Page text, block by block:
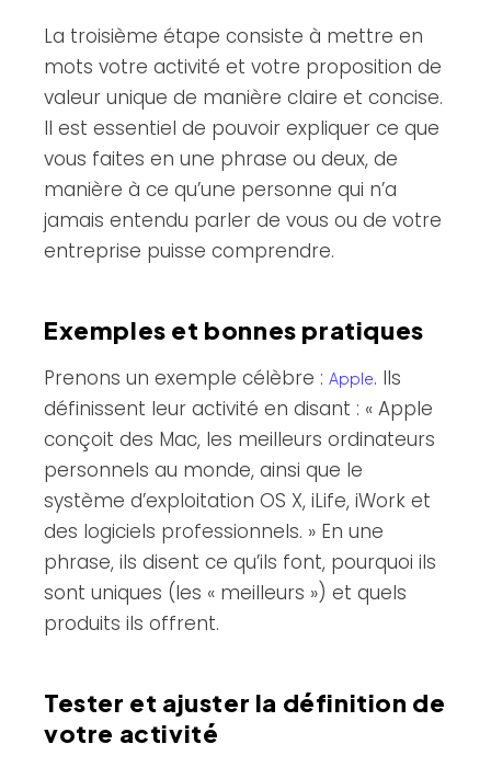
La troisième étape consiste à mettre en
mots votre activité et votre proposition de
valeur unique de manière claire et concise.
Il est essentiel de pouvoir expliquer ce que
vous faites en une phrase ou deux, de
manière à ce qu’une personne qui n’a
jamais entendu parler de vous ou de votre
entreprise puisse comprendre.
Exemples et bonnes pratiques
Prenons un exemple célèbre : Apple. Ils
définissent leur activité en disant : « Apple
conçoit des Mac, les meilleurs ordinateurs
personnels au monde, ainsi que le
système d’exploitation OS X, iLife, iWork et
des logiciels professionnels. » En une
phrase, ils disent ce qu’ils font, pourquoi ils
sont uniques (les « meilleurs ») et quels
produits ils offrent.
Tester et ajuster la définition de
votre activité